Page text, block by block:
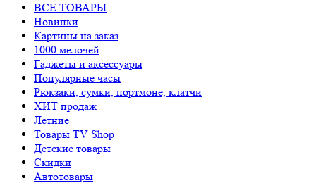
ВСЕ ТОВАРЫ
Новинки
Картины на заказ
1000 мелочей
Гаджеты и аксессуары
Популярные часы
Рюкзаки, сумки, портмоне, клатчи
ХИТ продаж
Летние
Товары TV Shop
Детские товары
Cкидки
Автотовары